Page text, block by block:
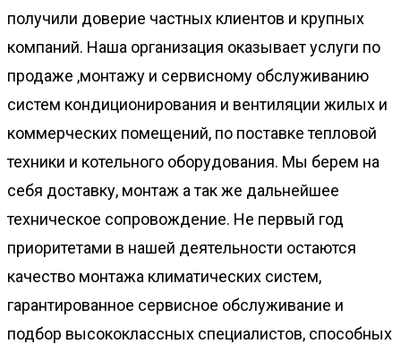
получили доверие частных клиентов и крупных
компаний. Наша организация оказывает услуги по
продаже ,монтажу и сервисному обслуживанию
систем кондиционирования и вентиляции жилых и
коммерческих помещений, по поставке тепловой
техники и котельного оборудования. Мы берем на
себя доставку, монтаж а так же дальнейшее
техническое сопровождение. Не первый год
приоритетами в нашей деятельности остаются
качество монтажа климатических систем,
гарантированное сервисное обслуживание и
подбор высококлассных специалистов, способных